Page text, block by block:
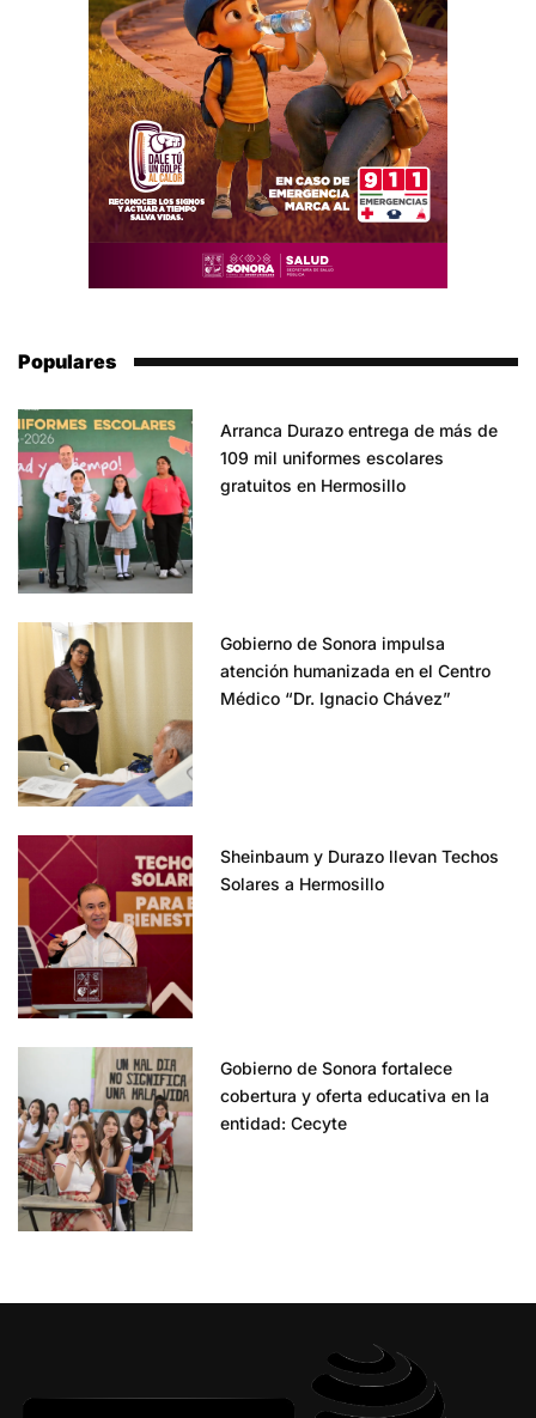
Populares
Arranca Durazo entrega de más de
109 mil uniformes escolares
gratuitos en Hermosillo
Gobierno de Sonora impulsa
atención humanizada en el Centro
Médico “Dr. Ignacio Chávez”
Sheinbaum y Durazo llevan Techos
Solares a Hermosillo
Gobierno de Sonora fortalece
cobertura y oferta educativa en la
entidad: Cecyte